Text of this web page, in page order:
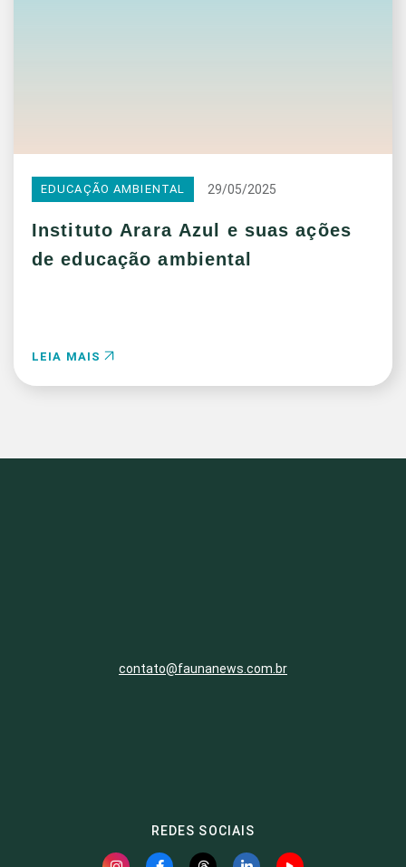
EDUCAÇÃO AMBIENTAL 29/05/2025
Instituto Arara Azul e suas ações
de educação ambiental
LEIA MAIS
contato@faunanews.com.br
REDES SOCIAIS